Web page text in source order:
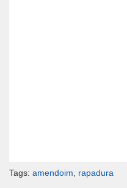
Tags: amendoim rapadura